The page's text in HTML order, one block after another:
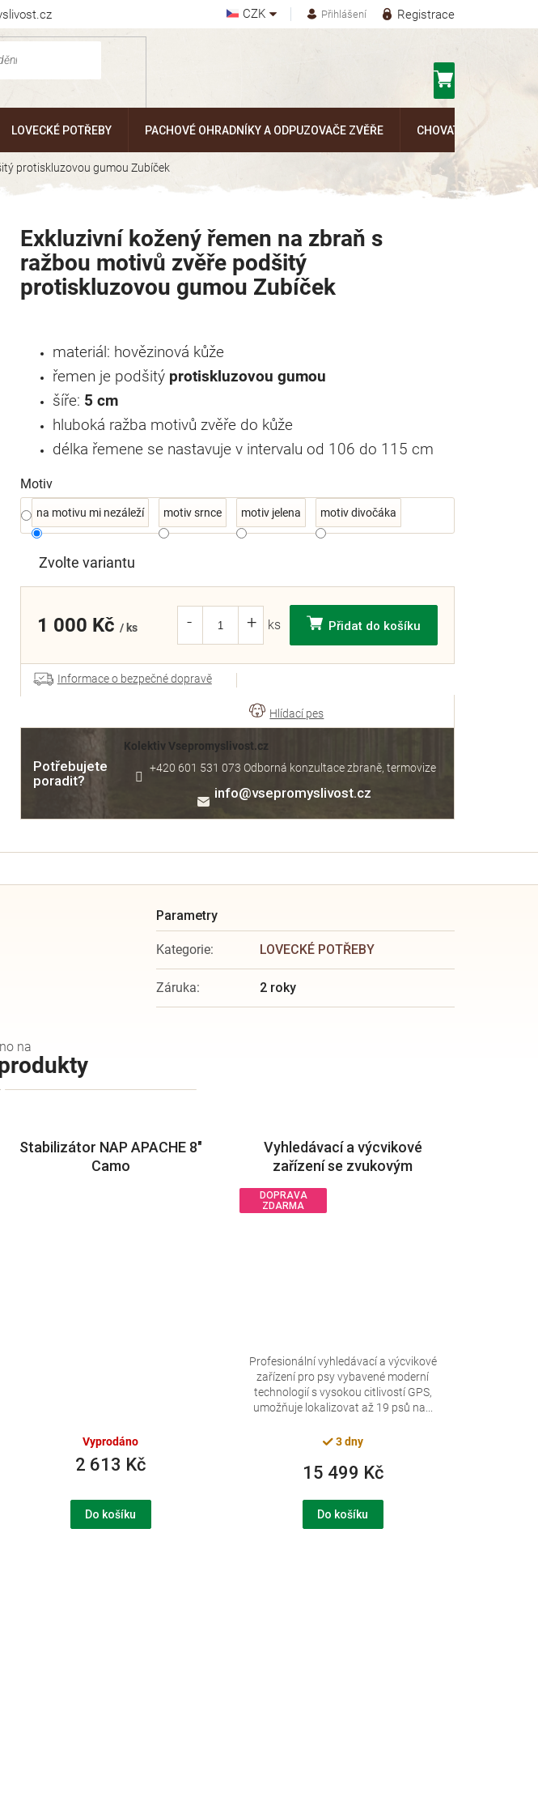
CZK Registrace
Přihlášení
LOVECKÉ POTŘEBY PACHOVÉ OHRADNÍKY A ODPUZOVAČE ZVĚŘE CHOVATELSKÉ
protiskluzovou gumou Zubíček
Zvolte variantu
Motiv
na motivu mi nezáleží motiv srnce motiv jelena motiv divočáka
1 000 Kč / ks Přidat do košíku
materiál: hovězinová kůže
řemen je podšitý protiskluzovou gumou
šíře: 5 cm
hluboká ražba motivů zvěře do kůže
délka řemene se nastavuje v intervalu od 106 do 115 cm
Exkluzivní kožený řemen na zbraň s
ražbou motivů zvěře podšitý
protiskluzovou gumou Zubíček
Informace o bezpečné dopravě
Potřebujete
poradit?
Kolektiv Vsepromyslivost.cz
info@vsepromyslivost.cz
+420 601 531 073 Odborná konzultace zbraně, termovize
Kategorie: LOVECKÉ POTŘEBY
Záruka: 2 roky
Stabilizátor NAP APACHE 8"
Camo
Vyprodáno
2 613 Kč
Do košíku
DOPRAVA
ZDARMA
Vyhledávací a výcvikové
zařízení se zvukovým
lokátorem DOG GPS X25TB
3 dny
15 499 Kč
Do košíku
Profesionální vyhledávací a výcvikové
zařízení pro psy vybavené moderní
technologií s vysokou citlivostí GPS,
umožňuje lokalizovat až 19 psů na...